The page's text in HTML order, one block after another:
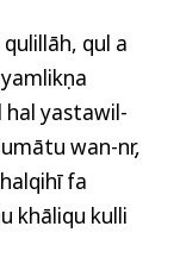
qul a
hal yastawil-
wan-nụr,
fa
khāliqu kulli